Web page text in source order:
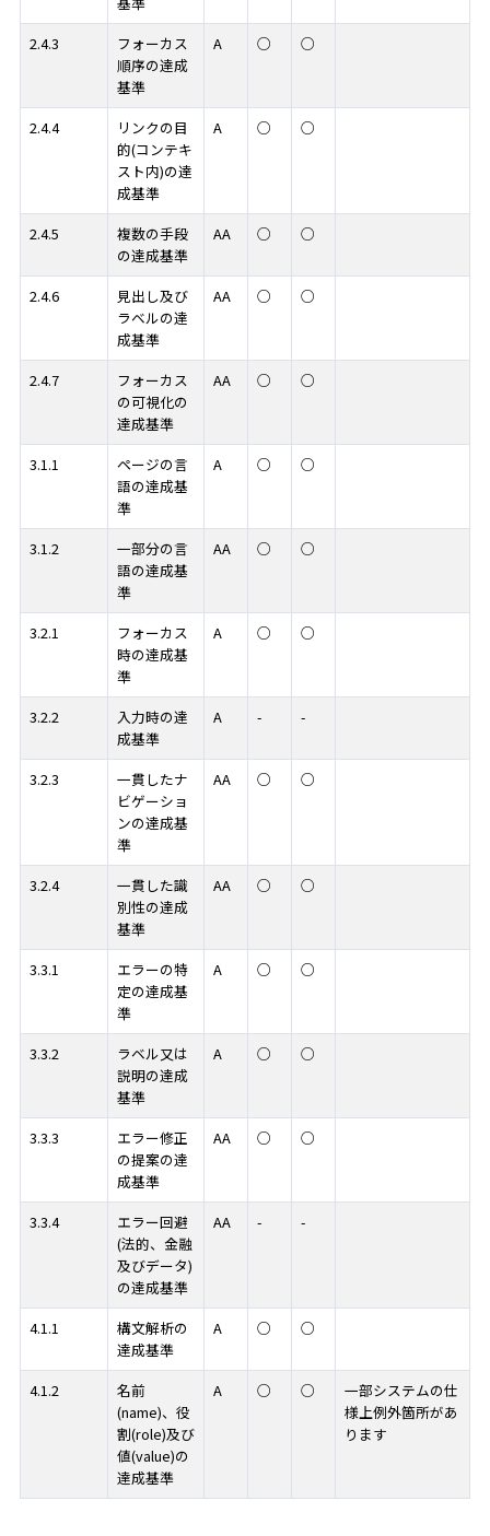
2.4.3
フォーカス
順序の達成
基準
A ○ ○
2.4.4
リンクの目
的(コンテキ
スト内)の達
成基準
A ○ ○
2.4.5
複数の手段
の達成基準
AA ○ ○
2.4.6
見出し及び
ラベルの達
成基準
AA ○ ○
2.4.7
フォーカス
の可視化の
達成基準
AA ○ ○
3.1.1
ページの言
語の達成基
準
A ○ ○
3.1.2
一部分の言
語の達成基
準
AA ○ ○
3.2.1
フォーカス
時の達成基
準
A ○ ○
3.2.2
入力時の達
成基準
A - -
3.2.3
一貫したナ
ビゲーショ
ンの達成基
準
AA ○ ○
3.2.4
一貫した識
別性の達成
基準
AA ○ ○
3.3.1
エラーの特
定の達成基
準
A ○ ○
3.3.2
ラベル又は
説明の達成
基準
A ○ ○
3.3.3
エラー修正
の提案の達
成基準
AA ○ ○
3.3.4
エラー回避
(法的、金融
及びデータ)
の達成基準
AA - -
4.1.1
構文解析の
達成基準
A ○ ○
4.1.2
名前
(name)、役
割(role)及び
値(value)の
達成基準
A ○ ○
一部システムの仕
様上例外箇所があ
ります